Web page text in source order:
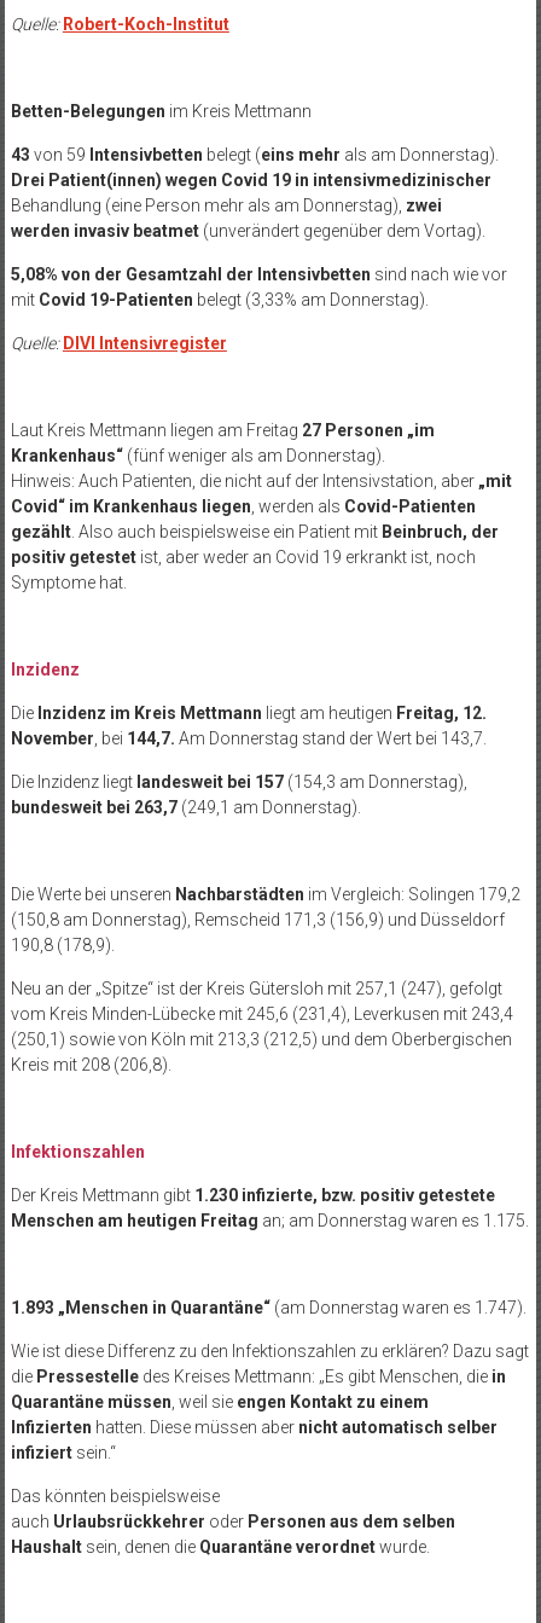
Quelle: Robert-Koch-Institut
Betten-Belegungen im Kreis Mettmann
43 von 59 Intensivbetten belegt (eins mehr als am Donnerstag).
Drei Patient(innen) wegen Covid 19 in intensivmedizinischer
Behandlung (eine Person mehr als am Donnerstag), zwei
werden invasiv beatmet (unverändert gegenüber dem Vortag).
5,08% von der Gesamtzahl der Intensivbetten sind nach wie vor
mitCovid 19-Patienten belegt (3,33% am Donnerstag).
Quelle: DIVI Intensivregister
Laut Kreis Mettmann liegen am Freitag 27 Personen „im
Krankenhaus“ (fünf weniger als am Donnerstag).
Hinweis: Auch Patienten, die nicht auf der Intensivstation, aber „mit
Covid“ im Krankenhaus liegen , werden als Covid-Patienten
gezählt. Also auch beispielsweise ein Patient mit Beinbruch, der
positiv getestetist, aber weder an Covid 19 erkrankt ist, noch
Symptome hat.
Inzidenz
Die Inzidenz im Kreis Mettmann liegt am heutigen Freitag, 12.
November , bei 144,7. Am Donnerstag stand der Wert bei 143,7.
Die Inzidenz liegtlandesweit bei 157 (154,3 am Donnerstag),
bundesweit bei 263,7 (249,1 am Donnerstag).
Die Werte bei unseren Nachbarstädten im Vergleich: Solingen 179,2
(150,8 am Donnerstag), Remscheid 171,3 (156,9) und Düsseldorf
190,8 (178,9).
Neu an der „Spitze“ ist der Kreis Gütersloh mit 257,1 (247), gefolgt
vom Kreis Minden-Lübecke mit 245,6 (231,4), Leverkusen mit 243,4
(250,1) sowie von Köln mit 213,3 (212,5) und dem Oberbergischen
Kreis mit 208 (206,8).
Infektionszahlen
Der Kreis Mettmann gibt1.230 infizierte, bzw. positiv getestete
Menschen am heutigen Freitag an; am Donnerstag waren es 1.175.
1.893 „Menschen in Quarantäne“ (am Donnerstag waren es 1.747).
Wie ist diese Differenz zu den Infektionszahlen zu erklären? Dazu sagt
die Pressestelledes Kreises Mettmann: „Es gibt Menschen, die in
Quarantäne müssen , weil sie engen Kontakt zu einem
Infizierten hatten. Diese müssen aber nicht automatisch selber
infiziertsein.“
Das könnten beispielsweise
auch Urlaubsrückkehrer oder Personen aus dem selben
Haushaltsein, denen die Quarantäne verordnetwurde.